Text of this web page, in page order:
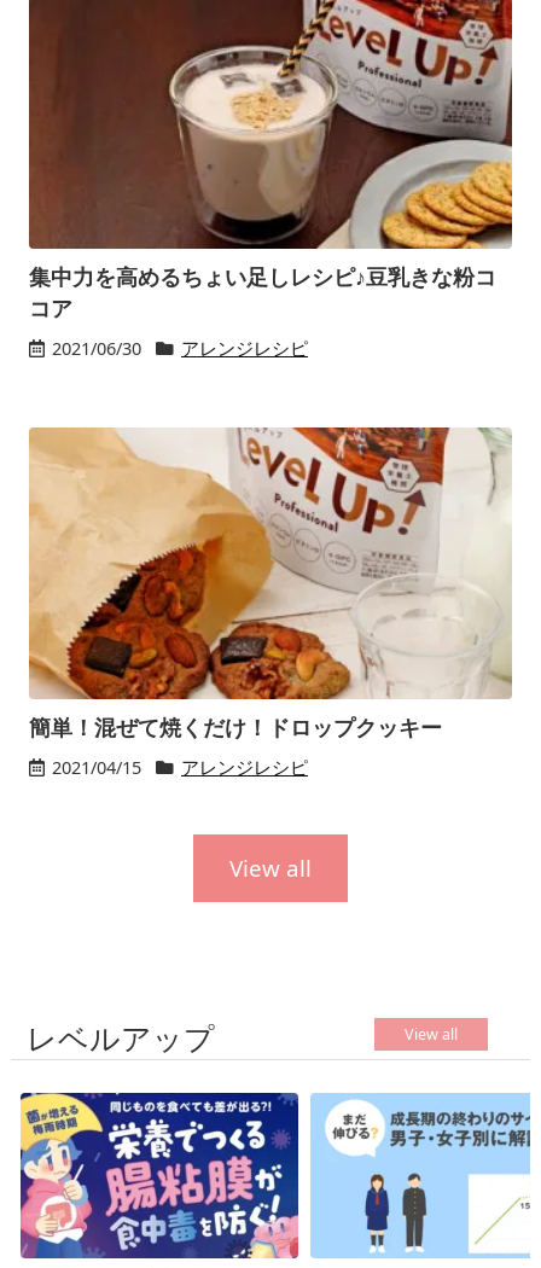
集中力を高めるちょい足しレシピ♪豆乳きな粉コ
コア
2021/06/30 アレンジレシピ
簡単！混ぜて焼くだけ！ドロップクッキー
2021/04/15 アレンジレシピ
View all
View all
レベルアップ